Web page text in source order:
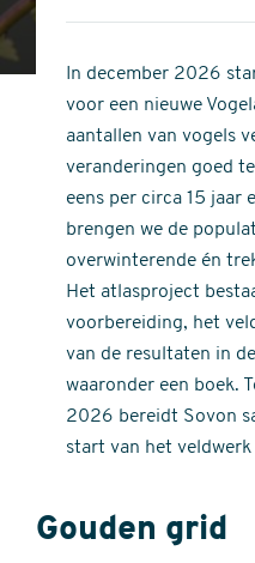
stars
of
stars
In december 2026
voor een nieuwe
aantallen van vogels
veranderingen goed
eens per circa 15 jaar
brengen we de
overwinterende én
Het atlasproject
voorbereiding, het
van de resultaten in
waaronder een boek.
2026 bereidt Sovon
start van het veldwerk
Gouden grid